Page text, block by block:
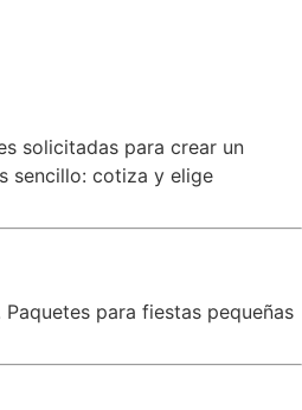
solicitadas para crear un
sencillo: cotiza y elige
para fiestas pequeñas